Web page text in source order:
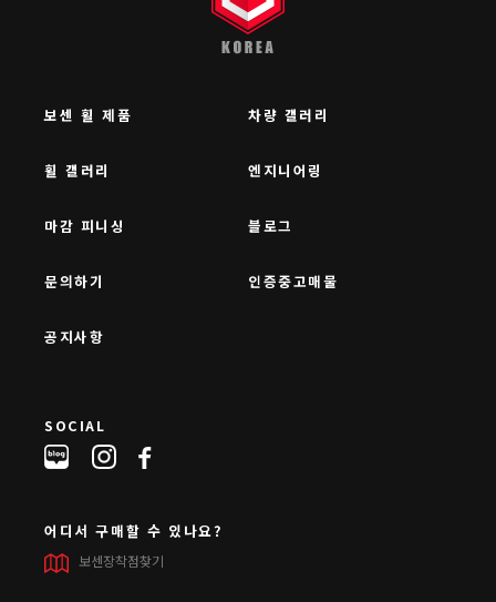
보센 휠 제품 차량 갤러리
휠 갤러리 엔지니어링
마감 피니싱 블로그
문의하기 인증중고매물
공지사항
SOCIAL
어디서 구매할 수 있나요?
보센장착점찾기